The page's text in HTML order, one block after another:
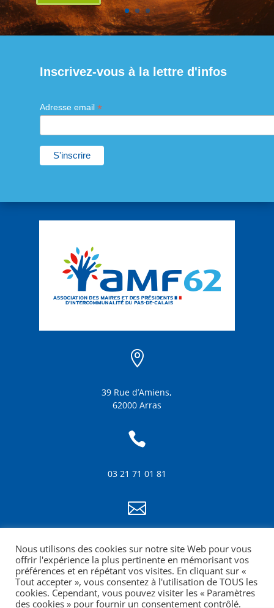
Inscrivez-vous à la lettre d'infos
Adresse email *

39 Rue d’Amiens,
62000 Arras

03 21 71 01 81

info@amf62.fr
mentions légales
Nous utilisons des cookies sur notre site Web pour vous
offrir l'expérience la plus pertinente en mémorisant vos
préférences et en répétant vos visites. En cliquant sur «
Tout accepter », vous consentez à l'utilisation de TOUS les
cookies. Cependant, vous pouvez visiter les « Paramètres
des cookies » pour fournir un consentement contrôlé.